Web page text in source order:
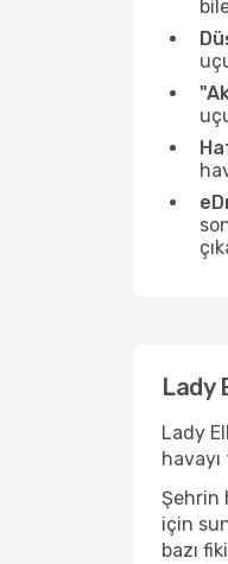
Lady
Lady
Şehrin
için
bazı